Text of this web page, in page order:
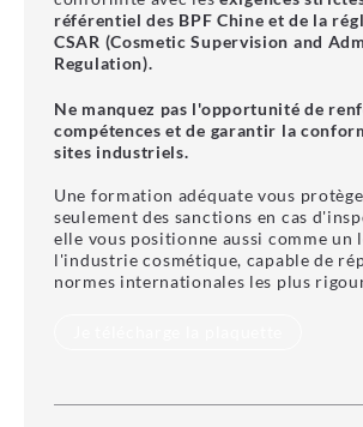
référentiel des BPF Chine et de la
CSAR (Cosmetic Supervision and
Regulation).
Ne manquez pas l'opportunité de
compétences et de garantir la
sites industriels.
Une formation adéquate vous
seulement des sanctions en cas
elle vous positionne aussi comme un
l'industrie cosmétique, capable de
normes internationales les plus